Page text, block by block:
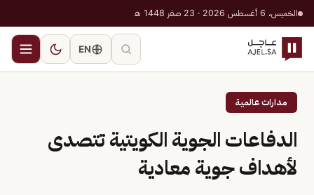
الخميس، 6 أغسطس 2026 · 23 صفر 1448 هـ
EN
مدارات عالمية
الدفاعات الجوية الكويتية تتصدى
لأهداف جوية معادية